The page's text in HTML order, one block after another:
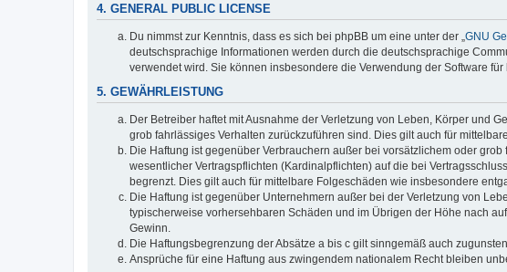
4. GENERAL PUBLIC LICENSE
Du nimmst zur Kenntnis, dass es sich bei phpBB um eine unter der „ GNU
deutschsprachige Informationen werden durch die deutschsprachige
verwendet wird. Sie können insbesondere die Verwendung der Software
5. GEWÄHRLEISTUNG
Der Betreiber haftet mit Ausnahme der Verletzung von Leben, Körper und
grob fahrlässiges Verhalten zurückzuführen sind. Dies gilt auch für
Die Haftung ist gegenüber Verbrauchern außer bei vorsätzlichem oder
wesentlicher Vertragspflichten (Kardinalpflichten) auf die bei
begrenzt. Dies gilt auch für mittelbare Folgeschäden wie insbesondere
Die Haftung ist gegenüber Unternehmern außer bei der Verletzung von
typischerweise vorhersehbaren Schäden und im Übrigen der Höhe nach
Gewinn.
Die Haftungsbegrenzung der Absätze a bis c gilt sinngemäß auch
Ansprüche für eine Haftung aus zwingendem nationalem Recht bleiben